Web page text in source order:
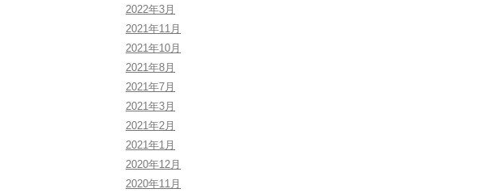
2022年3月
2021年11月
2021年10月
2021年8月
2021年7月
2021年3月
2021年2月
2021年1月
2020年12月
2020年11月